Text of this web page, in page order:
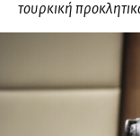
τουρκική